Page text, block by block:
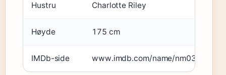
Hustru Charlotte Riley
Høyde 175 cm
IMDb-side www.imdb.com/name/nm0362766/